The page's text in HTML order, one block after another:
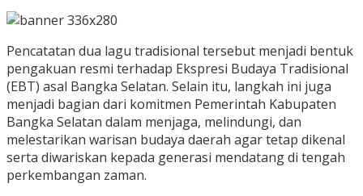
Pencatatan dua lagu tradisional tersebut menjadi bentuk
pengakuan resmi terhadap Ekspresi Budaya Tradisional
(EBT) asal Bangka Selatan. Selain itu, langkah ini juga
menjadi bagian dari komitmen Pemerintah Kabupaten
Bangka Selatan dalam menjaga, melindungi, dan
melestarikan warisan budaya daerah agar tetap dikenal
serta diwariskan kepada generasi mendatang di tengah
perkembangan zaman.